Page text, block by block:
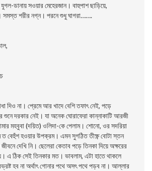
ডানায় সওয়ার মেহেরজান। বাহুপাশ ছাড়িয়ে,
সমস্ত শরীর নগ্ন। পরনে শুধু ঘাগরা…….
দিও না। প্রেমে আর খাদে বেশি তফাৎ নেই, পড়ে
দরকার নেই। যা অনেক ঘোরাফেরা কান্নাকাটি আরজী
মহবুবা (দয়িত) ওলিদা-কে পেলাম। শোনো, ওর সদরিয়া
ত বেহুঁশ হওয়ার উপক্রম। এমন সুগঠিত তীক্ষ্ণ বোটা স্তন
দেখি নি। ছেলেরা কেতাব পড়ে তিনকা দিয়ে অক্ষরের
এ ঠিক সেই তিনকার মত। ভাবলাম, এটা হাতে থাকলে
হব না অর্থাৎ গোনার পথে অসৎ পথে পড়ব না। আল্লার